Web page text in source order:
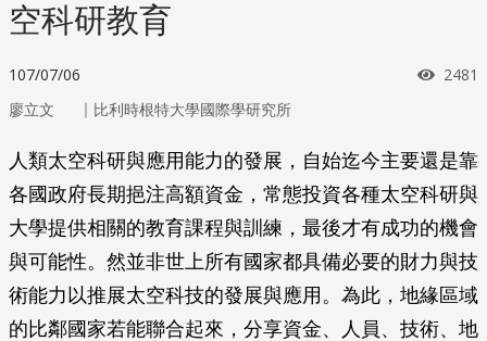
空科研教育
107/07/06 瀏覽
2481
廖立文 ｜ 比利時根特大學國際學研究所
人類太空科研與應用能力的發展，自始迄今主要還是靠
各國政府長期挹注高額資金，常態投資各種太空科研與
大學提供相關的教育課程與訓練，最後才有成功的機會
與可能性。然並非世上所有國家都具備必要的財力與技
術能力以推展太空科技的發展與應用。為此，地緣區域
的比鄰國家若能聯合起來，分享資金、人員、技術、地